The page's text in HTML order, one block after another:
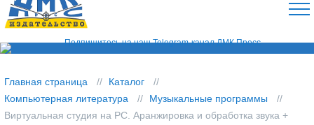
Главная страница
Каталог
Компьютерная литература
Музыкальные программы
Виртуальная студия на PC. Аранжировка и обработка звука +